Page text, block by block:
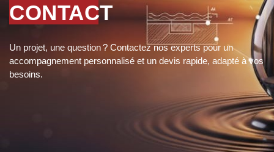
CONTACT
Un projet, une question ? Contactez nos experts pour un
accompagnement personnalisé et un devis rapide, adapté à vos
besoins.